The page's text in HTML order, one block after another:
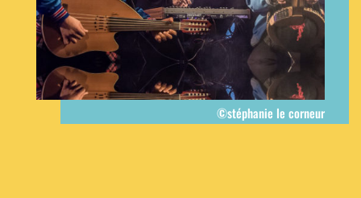
©stéphanie le corneur